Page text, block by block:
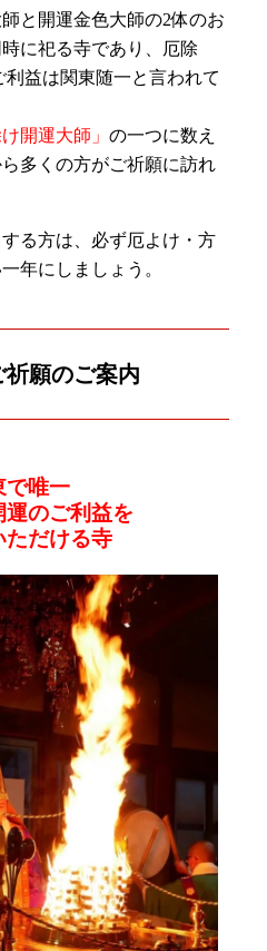
と開運金色大師の2体のお
に祀る寺であり、厄除
益は関東随一と言われて
け開運大師」の一つに数え
多くの方がご祈願に訪れ
る方は、必ず厄よけ・方
年にしましょう。
祈願のご案内
で唯一
運のご利益を
ただける寺